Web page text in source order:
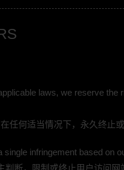
laws, we reserve the
任何适当情况下，永久终止
infringement based on
断，限制或终止用户访问网
AI操你 免费萝莉